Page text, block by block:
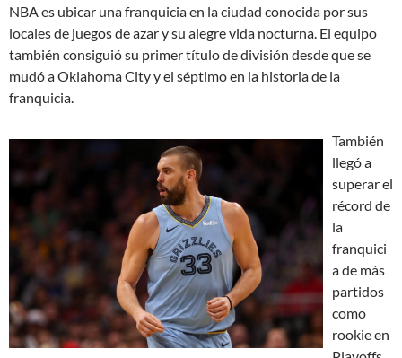
NBA es ubicar una franquicia en la ciudad conocida por sus
locales de juegos de azar y su alegre vida nocturna. El equipo
también consiguió su primer título de división desde que se
mudó a Oklahoma City y el séptimo en la historia de la
franquicia.
También
llegó a
superar el
récord de
la
franquici
a de más
partidos
como
rookie en